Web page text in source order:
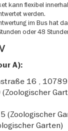
kann flexibel
werden.
im Bus hat
oder 48
A):
16 ,
(Zoologischer
Garten)